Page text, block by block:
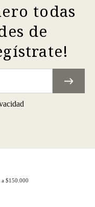
todas
de
a $150.000